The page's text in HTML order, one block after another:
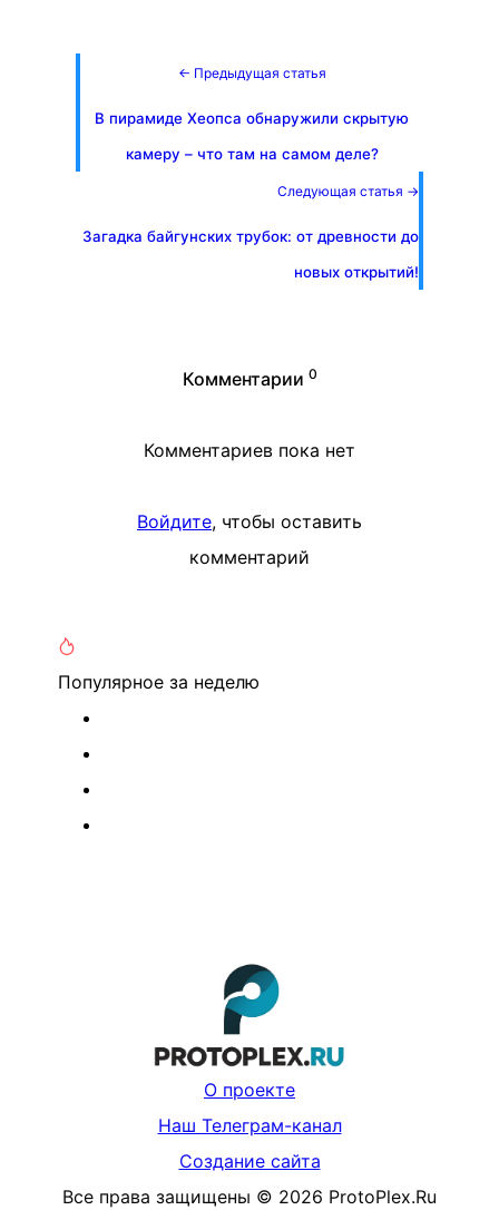
← Предыдущая статья
В пирамиде Хеопса обнаружили скрытую
камеру – что там на самом деле?
Следующая статья →
Загадка байгунских трубок: от древности до
новых открытий!
Комментарии 0
Комментариев пока нет
Войдите, чтобы оставить
комментарий
Популярное за неделю
О проекте
Наш Телеграм-канал
Создание сайта
Все права защищены © 2026 ProtoPlex.Ru